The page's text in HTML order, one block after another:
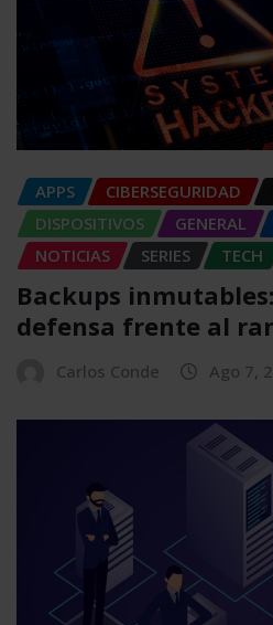
APPS CIBERSEGURIDAD
DISPOSITIVOS
GENERAL
NOTICIAS
SERIES TECH
Backups
defensa frente al
Carlos Conde Ago 7,